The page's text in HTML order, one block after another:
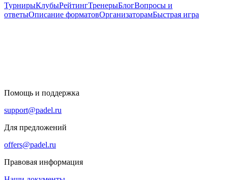
ТурнирыКлубыРейтингТренерыБлогВопросы и
ответыОписание форматовОрганизаторамБыстрая игра
Помощь и поддержка
support@padel.ru
Для предложений
offers@padel.ru
Правовая информация